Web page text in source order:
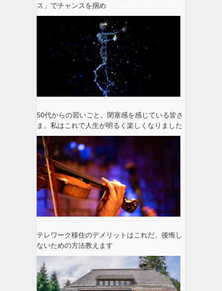
ス」でチャンスを掴め
50代からの習いごと。閉塞感を感じている皆さ
ま。私はこれで人生が明るく楽しくなりました
テレワーク移住のデメリットはこれだ。後悔し
ないための方法教えます